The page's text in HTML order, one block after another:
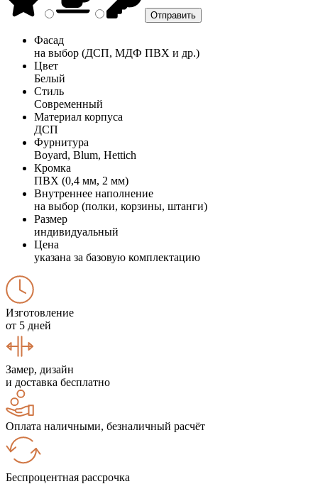
Фасад
на выбор (ДСП, МДФ ПВХ и др.)
Цвет
Белый
Стиль
Современный
Материал корпуса
ДСП
Фурнитура
Boyard, Blum, Hettich
Кромка
ПВХ (0,4 мм, 2 мм)
Внутреннее наполнение
на выбор (полки, корзины, штанги)
Размер
индивидуальный
Цена
указана за базовую комплектацию
Изготовление
от 5 дней
Замер, дизайн
и доставка бесплатно
Оплата наличными, безналичный расчёт
Беспроцентная рассрочка